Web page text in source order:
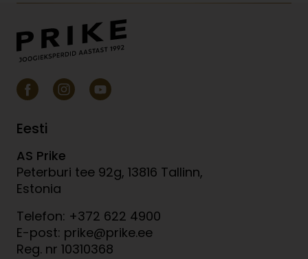
Eesti
AS Prike
Peterburi tee 92g, 13816 Tallinn,
Estonia
Telefon: +372 622 4900
E-post: prike@prike.ee
Reg. nr 10310368